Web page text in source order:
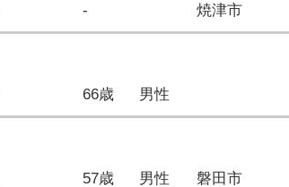
- 焼津市
66歳 男性
57歳 男性 磐田市